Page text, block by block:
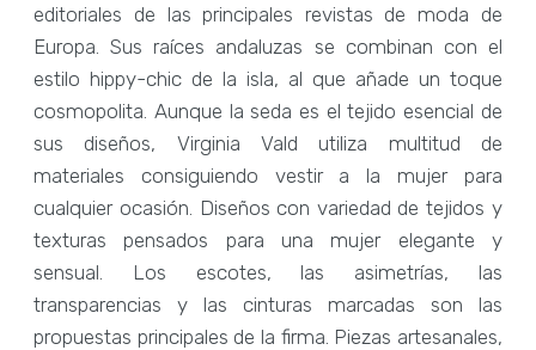
editoriales de las principales revistas de moda de
Europa. Sus raíces andaluzas se combinan con el
estilo hippy-chic de la isla, al que añade un toque
cosmopolita. Aunque la seda es el tejido esencial de
sus diseños, Virginia Vald utiliza multitud de
materiales consiguiendo vestir a la mujer para
cualquier ocasión. Diseños con variedad de tejidos y
texturas pensados para una mujer elegante y
sensual. Los escotes, las asimetrías, las
transparencias y las cinturas marcadas son las
propuestas principales de la firma. Piezas artesanales,